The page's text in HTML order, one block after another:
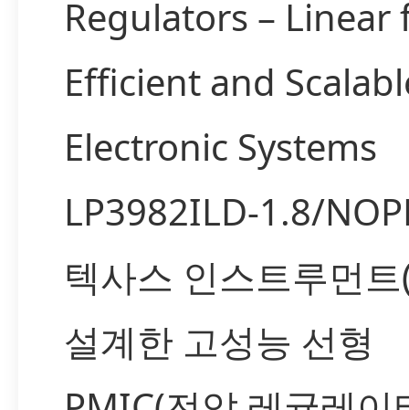
Regulators – Linear
Efficient and
Electronic Systems
LP3982ILD-1.8/
텍사스 인스트루먼
설계한 고성능 선형